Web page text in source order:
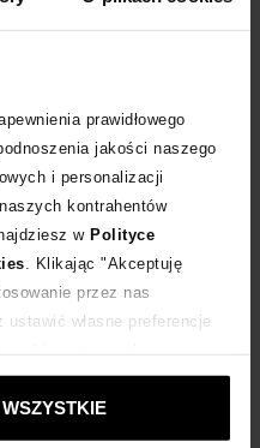
prawidłowego
jakości naszego
i personalizacji
kontrahentów
w Polityce
. Klikając "Akceptuję
przez nas
własne preferencje
Korzyści Sprawdź